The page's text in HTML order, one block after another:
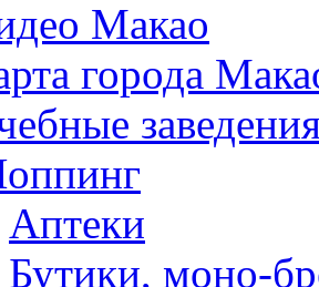
Макао
города
Аптеки
Бутики, моно-